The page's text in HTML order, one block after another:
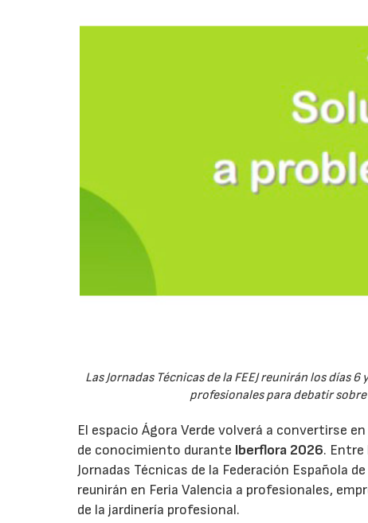
Las Jornadas Técnicas de la FEEJ reunirán los días
profesionales para debatir
El espacio Ágora Verde volverá a convertirse
de conocimiento durante Iberflora 2026. Entre
Jornadas Técnicas de la Federación Española
reunirán en Feria Valencia a profesionales,
de la jardinería profesional.